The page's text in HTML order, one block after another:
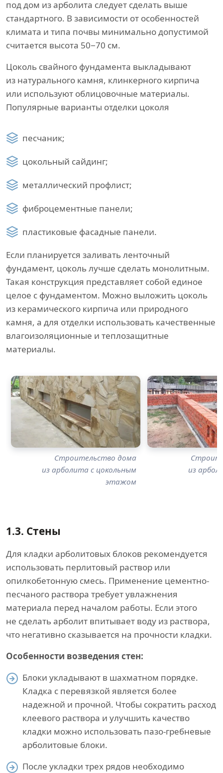
под дом из арболита следует сделать выше
стандартного. В зависимости от особенностей
климата и типа почвы минимально допустимой
считается высота 50−70 см.
Цоколь свайного фундамента выкладывают
из натурального камня, клинкерного кирпича
или используют облицовочные материалы.
Популярные варианты отделки цоколя
песчаник;
цокольный сайдинг;
металлический профлист;
фиброцементные панели;
пластиковые фасадные панели.
Если планируется заливать ленточный
фундамент, цоколь лучше сделать монолитным.
Такая конструкция представляет собой единое
целое с фундаментом. Можно выложить цоколь
из керамического кирпича или природного
камня, а для отделки использовать качественные
влагоизоляционные и теплозащитные
материалы.
Строительство дома
из арболита с цокольным
этажом
из
1.3. Стены
Для кладки арболитовых блоков рекомендуется
использовать перлитовый раствор или
опилкобетонную смесь. Применение цементно-
песчаного раствора требует увлажнения
материала перед началом работы. Если этого
не сделать арболит впитывает воду из раствора,
что негативно сказывается на прочности кладки.
Особенности возведения стен:
Блоки укладывают в шахматном порядке.
Кладка с перевязкой является более
надежной и прочной. Чтобы сократить расход
клеевого раствора и улучшить качество
кладки можно использовать пазо-гребневые
арболитовые блоки.
После укладки трех рядов необходимо